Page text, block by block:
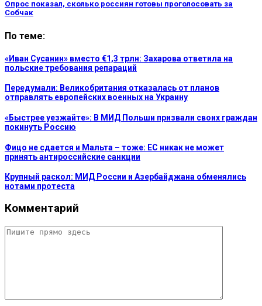
Опрос показал, сколько россиян готовы проголосовать за
Собчак
По теме:
«Иван Сусанин» вместо €1,3 трлн: Захарова ответила на
польские требования репараций
Передумали: Великобритания отказалась от планов
отправлять европейских военных на Украину
«Быстрее уезжайте»: В МИД Польши призвали своих граждан
покинуть Россию
Фицо не сдается и Мальта – тоже: ЕС никак не может
принять антироссийские санкции
Крупный раскол: МИД России и Азербайджана обменялись
нотами протеста
Комментарий